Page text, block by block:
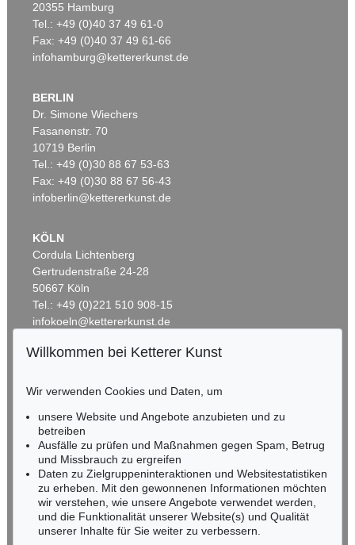
CHRISTOPH WEIGEL
Atlas Portatilis. Dabei: Atlas portatilis germanicus, 1733
Ergebnis:€ 1.778
Auktion 266 - Lot 70
Historiae celebriores veteris testamenti. 1712. 2. Ausg.
Ergebnis:€ 989
Auktion 521 - Lot 242
Ergebnis:
20355 Hamburg
Tel.: +49 (0)40 37 49 61-0
Fax: +49 (0)40 37 49 61-66
infohamburg@kettererkunst.de
BERLIN
Dr. Simone Wiechers
Fasanenstr. 70
10719 Berlin
Tel.: +49 (0)30 88 67 53-63
Fax: +49 (0)30 88 67 56-43
infoberlin@kettererkunst.de
KÖLN
Cordula Lichtenberg
Gertrudenstraße 24-28
50667 Köln
Tel.: +49 (0)221 510 908-15
infokoeln@kettererkunst.de
RHEINLAND-PFALZ
Miriam Heß
Tel.: +49 (0)62 21 58 80-038
Fax: +49 (0)62 21 58 80-595
infoheidelberg@kettererkunst.de
NORDDEUTSCHLAND
Nico Kassel, M.A.
Tel.: +49 (0)89 55244-164
Willkommen bei Ketterer Kunst
Wir verwenden Cookies und Daten, um
unsere Website und Angebote anzubieten und zu
betreiben
Ausfälle zu prüfen und Maßnahmen gegen Spam, Betrug
und Missbrauch zu ergreifen
Daten zu Zielgruppeninteraktionen und Websitestatistiken
zu erheben. Mit den gewonnenen Informationen möchten
wir verstehen, wie unsere Angebote verwendet werden,
und die Funktionalität unserer Website(s) und Qualität
unserer Inhalte für Sie weiter zu verbessern.